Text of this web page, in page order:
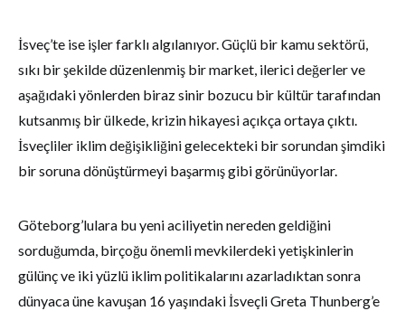
İsveç’te ise işler farklı algılanıyor. Güçlü bir kamu sektörü,
sıkı bir şekilde düzenlenmiş bir market, ilerici değerler ve
aşağıdaki yönlerden biraz sinir bozucu bir kültür tarafından
kutsanmış bir ülkede, krizin hikayesi açıkça ortaya çıktı.
İsveçliler iklim değişikliğini gelecekteki bir sorundan şimdiki
bir soruna dönüştürmeyi başarmış gibi görünüyorlar.
Göteborg’lulara bu yeni aciliyetin nereden geldiğini
sorduğumda, birçoğu önemli mevkilerdeki yetişkinlerin
gülünç ve iki yüzlü iklim politikalarını azarladıktan sonra
dünyaca üne kavuşan 16 yaşındaki İsveçli Greta Thunberg’e